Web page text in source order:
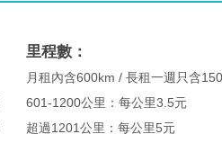
里程數：
月租內含600km / 長租一週只含
601-1200公里：每公里3.5元
超過1201公里：每公里5元